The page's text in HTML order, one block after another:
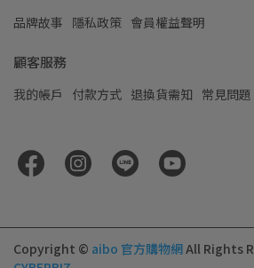
品牌故事 隱私政策 會員權益聲明
顧客服務
我的帳戶 付款方式 退換貨需知 常見問題
Copyright © aibo 官方購物網All Rights